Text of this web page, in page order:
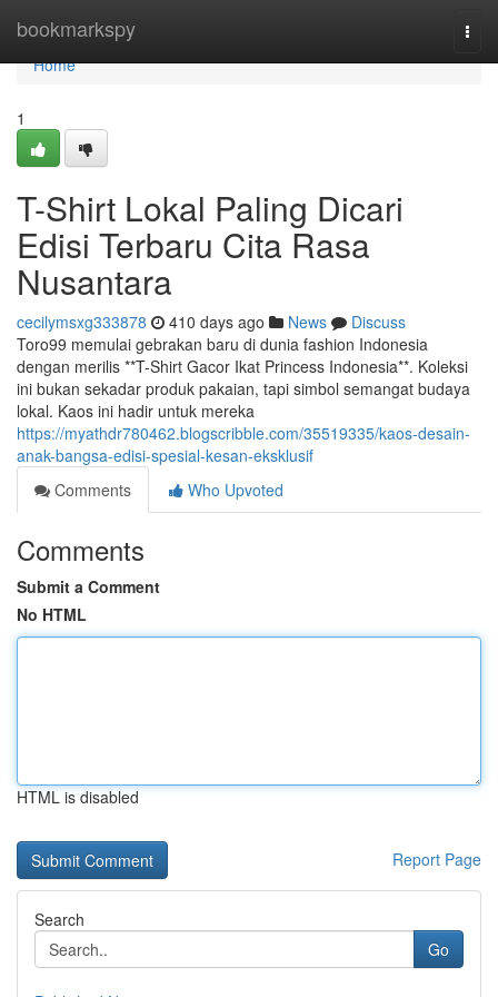
bookmarkspy
Home
Home
1
T-Shirt Lokal Paling Dicari
Edisi Terbaru Cita Rasa
Nusantara
cecilymsxg333878 410 days ago News
Discuss
Toro99 memulai gebrakan baru di dunia fashion Indonesia
dengan merilis **T-Shirt Gacor Ikat Princess Indonesia**. Koleksi
ini bukan sekadar produk pakaian, tapi simbol semangat budaya
lokal. Kaos ini hadir untuk mereka
https://myathdr780462.blogscribble.com/35519335/kaos-desain-
anak-bangsa-edisi-spesial-kesan-eksklusif
Comments
Who Upvoted
Comments
Submit a Comment
No HTML
HTML is disabled
Report Page
Search
Go